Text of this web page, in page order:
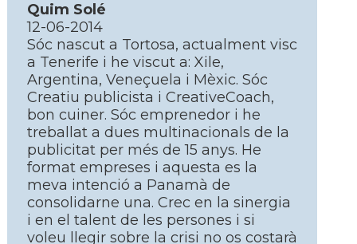
Quim Solé
12-06-2014
Sóc nascut a Tortosa, actualment visc
a Tenerife i he viscut a: Xile,
Argentina, Veneçuela i Mèxic. Sóc
Creatiu publicista i CreativeCoach,
bon cuiner. Sóc emprenedor i he
treballat a dues multinacionals de la
publicitat per més de 15 anys. He
format empreses i aquesta es la
meva intenció a Panamà de
consolidarne una. Crec en la sinergia
i en el talent de les persones i si
voleu llegir sobre la crisi no os costarà